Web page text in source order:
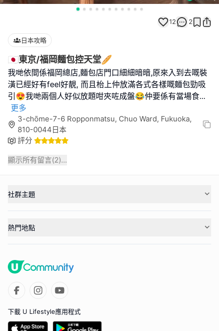
12 2
日本攻略
🇯🇵東京/福岡麵包控天堂🥖
我哋依間係福岡總店,麵包店門口細細暗暗,原來入到去嘅裝
潢已經好有feel好靚, 而且枱上仲放滿各式各樣嘅麵包勁吸
引😍我哋兩個人好似放題咁夾咗成盤😂仲要係有當場食...
更多
3-chōme-7-6 Ropponmatsu, Chuo Ward, Fukuoka,
810-0044日本
評分
顯示所有留言(2)...
社群主題
熱門地點
下載 U Lifestyle應用程式